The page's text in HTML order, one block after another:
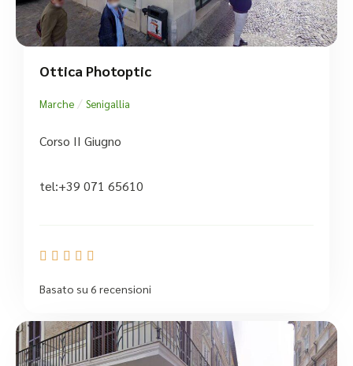
Ottica Photoptic
Marche / Senigallia
Corso II Giugno
tel:+39 071 65610
    
Basato su 6 recensioni